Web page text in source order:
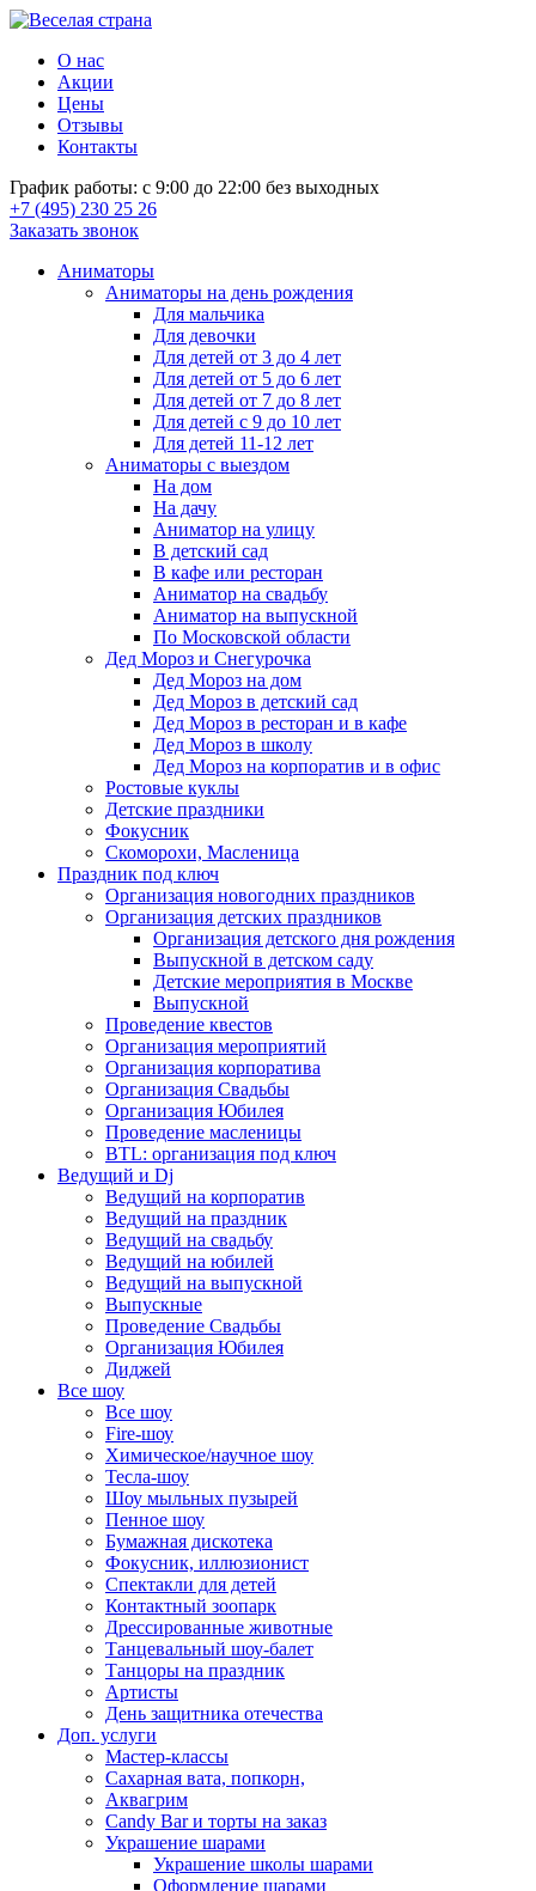
О нас
Акции
Цены
Отзывы
Контакты
График работы: с 9:00 до 22:00 без выходных
+7 (495) 230 25 26
Заказать звонок
Аниматоры
Аниматоры на день рождения
Для мальчика
Для девочки
Для детей от 3 до 4 лет
Для детей от 5 до 6 лет
Для детей от 7 до 8 лет
Для детей с 9 до 10 лет
Для детей 11-12 лет
Аниматоры с выездом
На дом
На дачу
Аниматор на улицу
В детский сад
В кафе или ресторан
Аниматор на свадьбу
Аниматор на выпускной
По Московской области
Дед Мороз и Снегурочка
Дед Мороз на дом
Дед Мороз в детский сад
Дед Мороз в ресторан и в кафе
Дед Мороз в школу
Дед Мороз на корпоратив и в офис
Ростовые куклы
Детские праздники
Фокусник
Скоморохи, Масленица
Праздник под ключ
Организация новогодних праздников
Организация детских праздников
Организация детского дня рождения
Выпускной в детском саду
Детские мероприятия в Москве
Выпускной
Проведение квестов
Организация мероприятий
Организация корпоратива
Организация Свадьбы
Организация Юбилея
Проведение масленицы
BTL: организация под ключ
Ведущий и Dj
Ведущий на корпоратив
Ведущий на праздник
Ведущий на свадьбу
Ведущий на юбилей
Ведущий на выпускной
Выпускные
Проведение Свадьбы
Организация Юбилея
Диджей
Все шоу
Все шоу
Fire-шоу
Химическое/научное шоу
Тесла-шоу
Шоу мыльных пузырей
Пенное шоу
Бумажная дискотека
Фокусник, иллюзионист
Спектакли для детей
Контактный зоопарк
Дрессированные животные
Танцевальный шоу-балет
Танцоры на праздник
Артисты
День защитника отечества
Доп. услуги
Мастер-классы
Сахарная вата, попкорн,
Аквагрим
Candy Bar и торты на заказ
Украшение шарами
Украшение школы шарами
Оформление шарами